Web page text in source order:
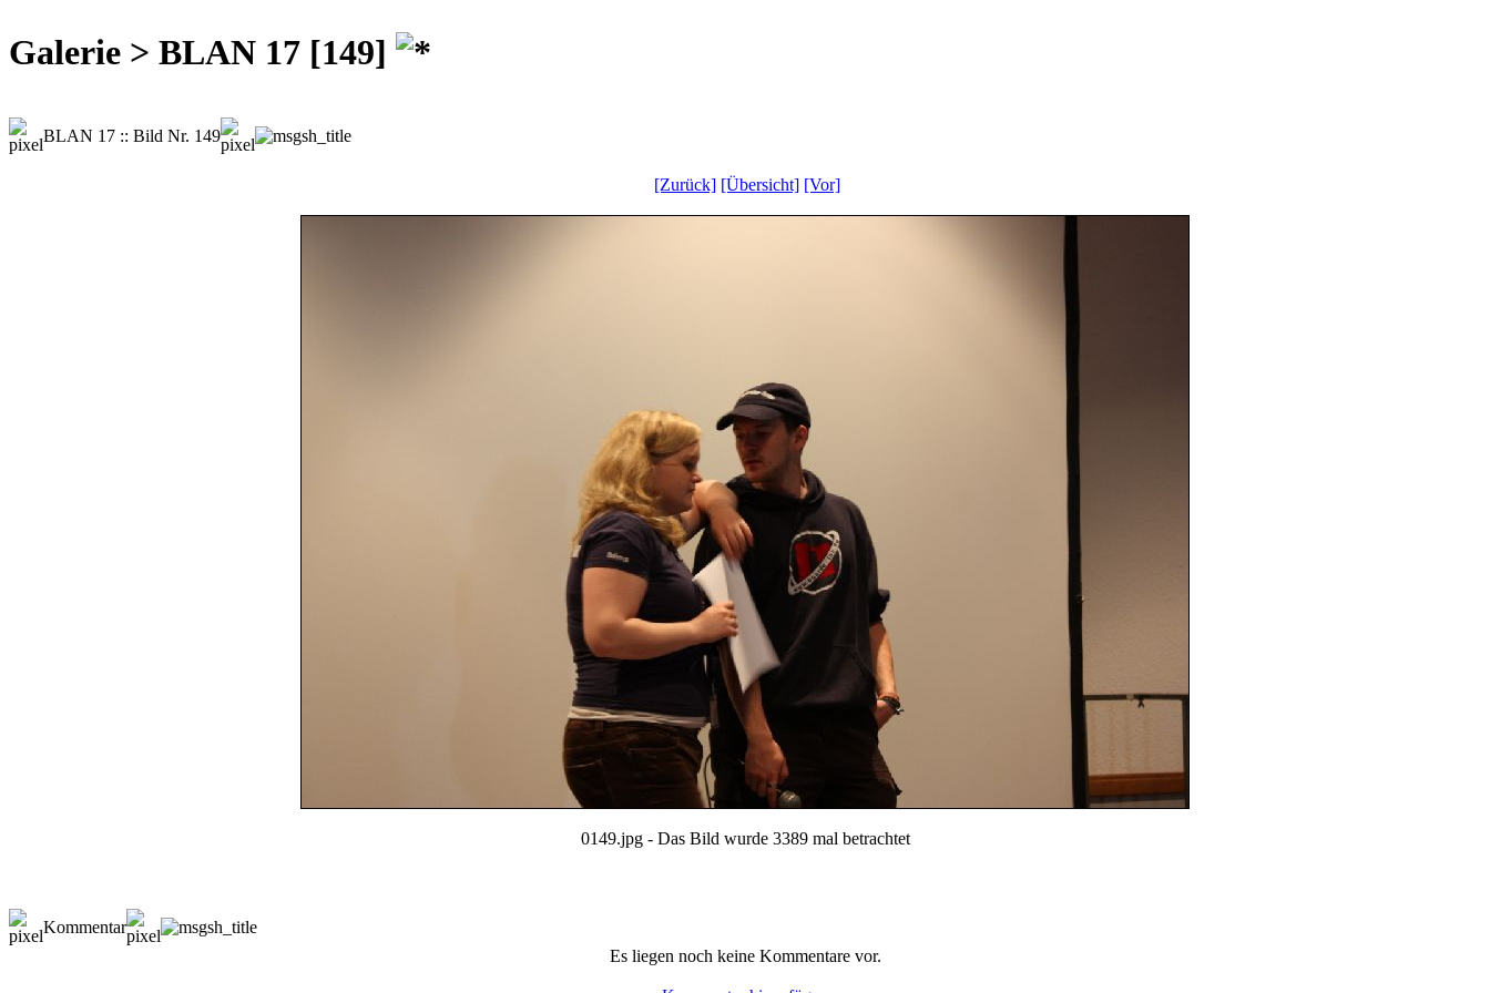
Galerie > BLAN 17 [149]
BLAN 17 :: Bild Nr. 149
[Zurück] [Übersicht] [Vor]
0149.jpg - Das Bild wurde 3389 mal betrachtet
Kommentar
Es liegen noch keine Kommentare vor.